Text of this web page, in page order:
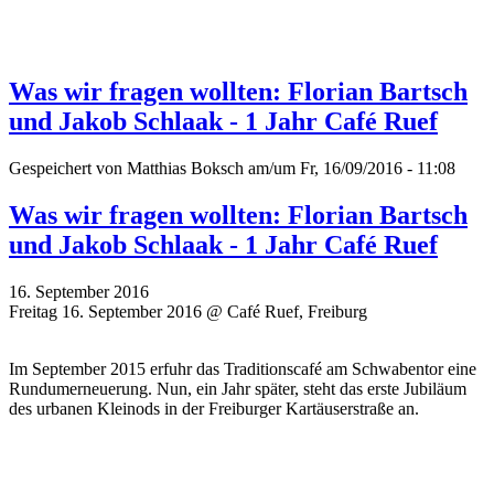
Was wir fragen wollten: Florian Bartsch
und Jakob Schlaak - 1 Jahr Café Ruef
Gespeichert von Matthias Boksch am/um Fr, 16/09/2016 - 11:08
Was wir fragen wollten: Florian Bartsch
und Jakob Schlaak - 1 Jahr Café Ruef
16. September 2016
Freitag 16. September 2016 @ Café Ruef, Freiburg
Im September 2015 erfuhr das Traditionscafé am Schwabentor eine
Rundumerneuerung. Nun, ein Jahr später, steht das erste Jubiläum
des urbanen Kleinods in der Freiburger Kartäuserstraße an.